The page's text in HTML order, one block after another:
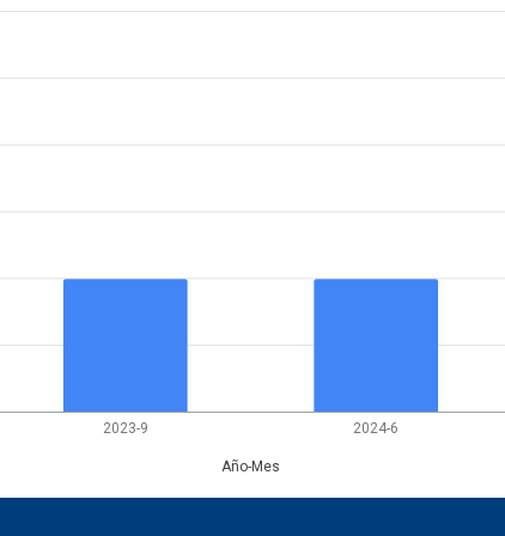
2023-9 2024-6
Año-Mes